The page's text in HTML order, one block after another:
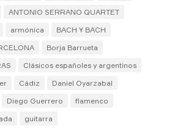
ANTONIO SERRANO QUARTET
armónica
BACH Y BACH
Borja Barrueta
Clásicos españoles y argentinos
Cádiz
Daniel Oyarzabal
Diego Guerrero
flamenco
guitarra